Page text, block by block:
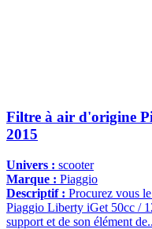
Filtre à air d'origine
2015
Univers : scooter
Marque : Piaggio
Descriptif : Procurez vous
Piaggio Liberty iGet 50cc /
support et de son élément